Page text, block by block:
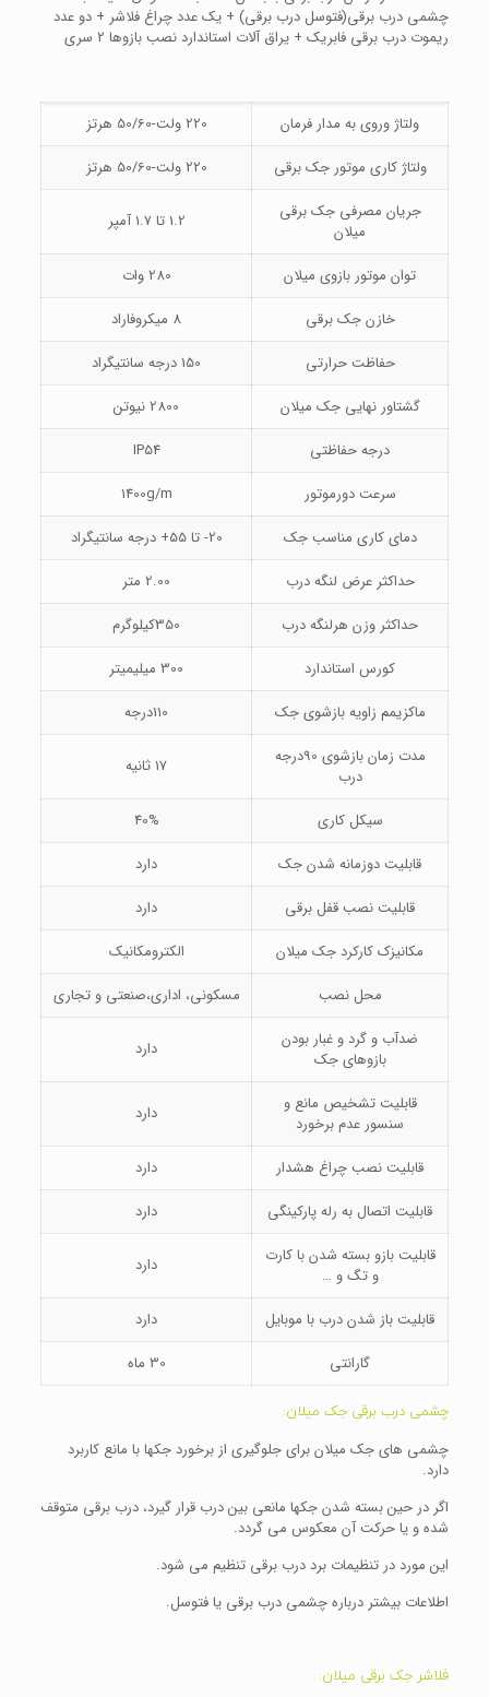
چشمی درب برقی(فتوسل درب برقی) + یک عدد چراغ فلاشر + دو عدد
ریموت درب برقی فابریک + یراق آلات استاندارد نصب بازوها 2 سری
ولتاژ وروی به مدار فرمان
220 ولت-50/60 هرتز
ولتاژ کاری موتور جک برقی
220 ولت-50/60 هرتز
جریان مصرفی جک برقی
میلان
1.2 تا 1.7 آمپر
توان موتور بازوی میلان
280 وات
خازن جک برقی
8 میکروفاراد
حفاظت حرارتی
150 درجه سانتیگراد
گشتاور نهایی جک میلان
2800 نیوتن
درجه حفاظتی
IP54
سرعت دورموتور
1400g/m
دمای کاری مناسب جک
20- تا 55+ درجه سانتیگراد
حداکثر عرض لنگه درب
2.00 متر
حداکثر وزن هرلنگه درب
350کیلوگرم
کورس استاندارد
300 میلیمیتر
ماکزیمم زاویه بازشوی جک
110درجه
مدت زمان بازشوی 90درجه
درب
17 ثانیه
سیکل کاری
40%
قابلیت دوزمانه شدن جک
دارد
قابلیت نصب قفل برقی
دارد
مکانیزک کارکرد جک میلان
الکترومکانیک
محل نصب
مسکونی، اداری،صنعتی و تجاری
ضدآب و گرد و غبار بودن
بازوهای جک
دارد
قابلیت تشخیص مانع و
سنسور عدم برخورد
دارد
قابلیت نصب چراغ هشدار
دارد
قابلیت اتصال به رله پارکینگی
دارد
قابلیت بازو بسته شدن با کارت
و تگ و …
دارد
قابلیت باز شدن درب با موبایل
دارد
گارانتی
30 ماه
چشمی درب برقی جک میلان:
چشمی های جک میلان برای جلوگیری از برخورد جکها با مانع کاربرد
دارد.
اگر در حین بسته شدن جکها مانعی بین درب قرار گیرد، درب برقی متوقف
شده و یا حرکت آن معکوس می گردد.
این مورد در تنظیمات برد درب برقی تنظیم می شود.
اطلاعات بیشتر درباره چشمی درب برقی یا فتوسل.
فلاشر جک برقی میلان: